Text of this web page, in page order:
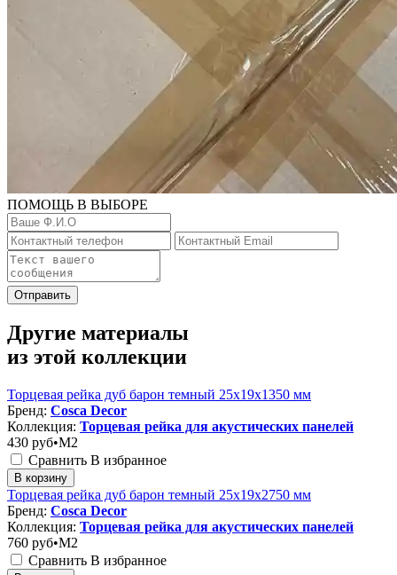
ПОМОЩЬ В ВЫБОРЕ
Отправить
Другие материалы
из этой коллекции
Торцевая рейка дуб барон темный 25x19x1350 мм
Бренд: Cosca Decor
Коллекция: Торцевая рейка для акустических панелей
430 руб•M2
Сравнить В избранное
В корзину
Торцевая рейка дуб барон темный 25x19x2750 мм
Бренд: Cosca Decor
Коллекция: Торцевая рейка для акустических панелей
760 руб•M2
Сравнить В избранное